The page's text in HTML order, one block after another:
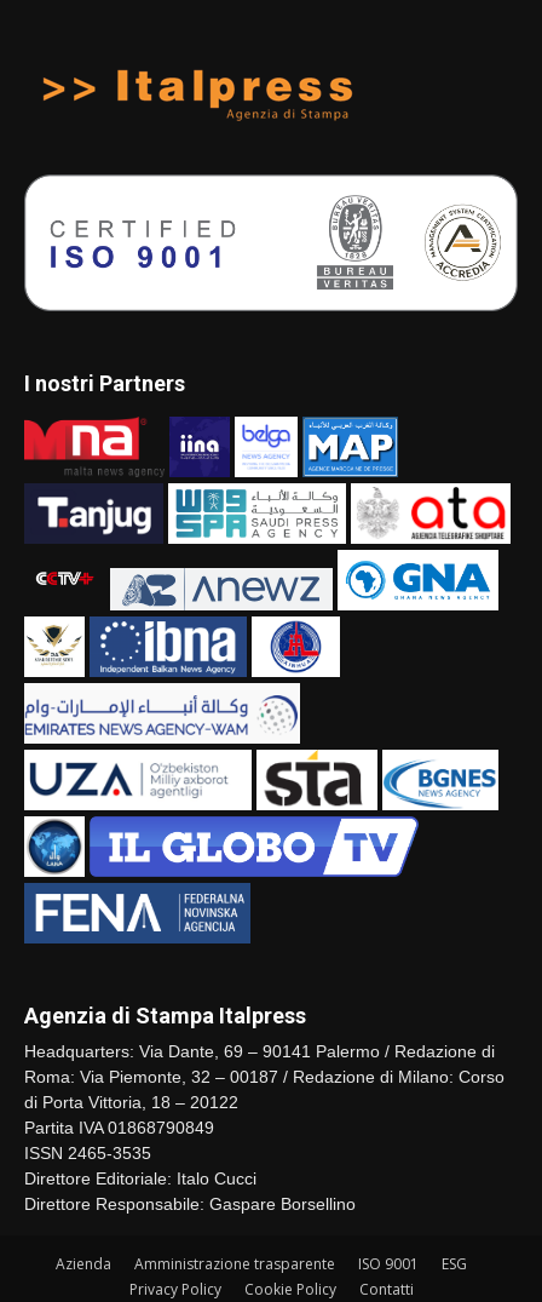
I nostri Partners
Agenzia di Stampa Italpress
Headquarters: Via Dante, 69 – 90141 Palermo / Redazione di
Roma: Via Piemonte, 32 – 00187 / Redazione di Milano: Corso
di Porta Vittoria, 18 – 20122
Partita IVA 01868790849
ISSN 2465-3535
Direttore Editoriale: Italo Cucci
Direttore Responsabile: Gaspare Borsellino
Azienda Amministrazione trasparente ISO 9001
ESG
Privacy Policy
Cookie Policy Contatti